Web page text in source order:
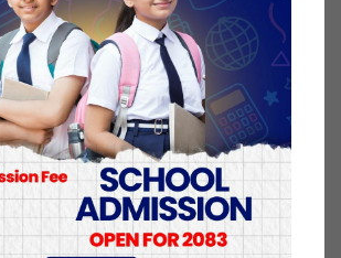
प्रकाशित